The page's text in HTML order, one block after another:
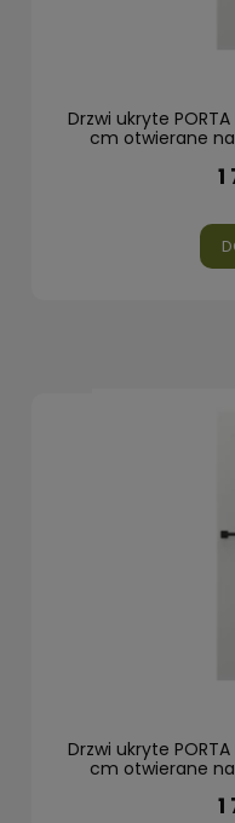
Drzwi ukryte
cm otwierane
1
Drzwi ukryte
cm otwierane
1